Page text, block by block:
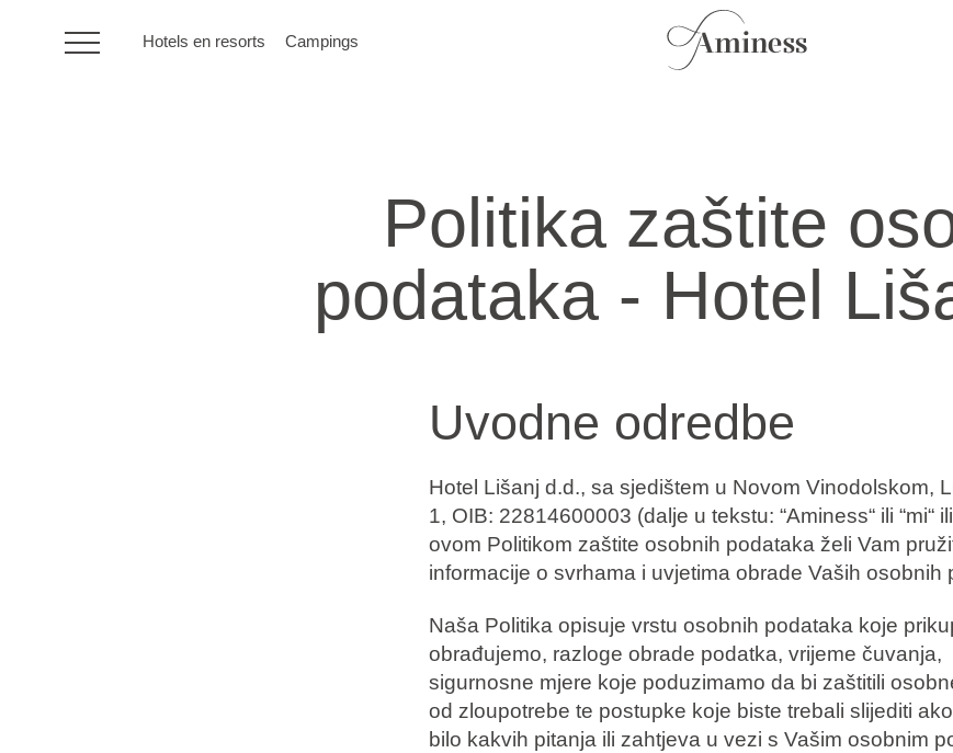
Hotels en resorts Campings
Politika zaštite
podataka - Hotel
Uvodne odredbe
Hotel Lišanj d.d., sa sjedištem u Novom Vinodolskom,
1, OIB: 22814600003 (dalje u tekstu: “Aminess“ ili “mi“ ili
ovom Politikom zaštite osobnih podataka želi Vam
informacije o svrhama i uvjetima obrade Vaših osobnih
Naša Politika opisuje vrstu osobnih podataka koje
obrađujemo, razloge obrade podatka, vrijeme čuvanja,
sigurnosne mjere koje poduzimamo da bi zaštitili
od zloupotrebe te postupke koje biste trebali slijediti
bilo kakvih pitanja ili zahtjeva u vezi s Vašim osobnim